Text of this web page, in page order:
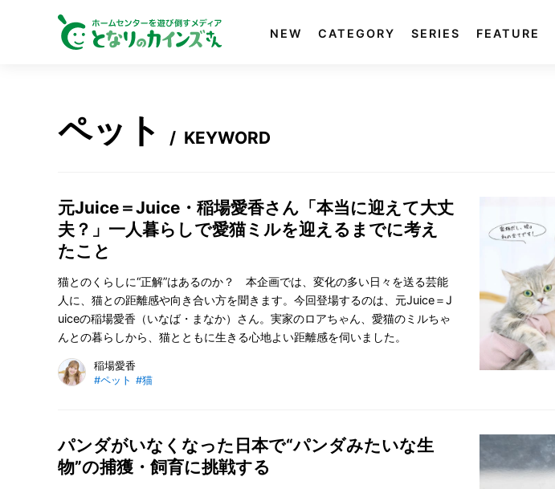
NEW CATEGORY SERIES FEATURE
ペット / KEYWORD
元Juice＝Juice・稲場愛香さん「本当に迎えて大丈
夫？」一人暮らしで愛猫ミルを迎えるまでに考え
たこと
猫とのくらしに“正解”はあるのか？ 本企画では、変化の多い日々を送る芸能
人に、猫との距離感や向き合い方を聞きます。今回登場するのは、元Juice＝J
uiceの稲場愛香（いなば・まなか）さん。実家のロアちゃん、愛猫のミルちゃ
んとの暮らしから、猫とともに生きる心地よい距離感を伺いました。
稲場愛香
#ペット #猫
パンダがいなくなった日本で“パンダみたいな生
物”の捕獲・飼育に挑戦する